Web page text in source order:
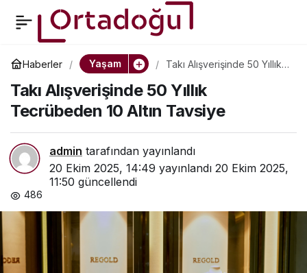
Haberler Yaşam
Takı Alışverişinde 50 Yıllık
Tavsiye
Takı Alışverişinde 50 Yıllık
Tecrübeden 10 Altın Tavsiye
admin tarafından yayınlandı
20 Ekim 2025, 14:49 yayınlandı 20 Ekim 2025,
11:50 güncellendi
486
Anabilimden Tarihi
Başarı: Artistik Yüzmede
Dünya İkinciliği